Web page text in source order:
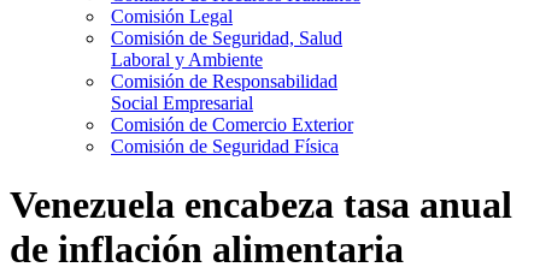
Comisión Legal
Comisión de Seguridad, Salud
Laboral y Ambiente
Comisión de Responsabilidad
Social Empresarial
Comisión de Comercio Exterior
Comisión de Seguridad Física
Venezuela encabeza tasa anual
de inflación alimentaria